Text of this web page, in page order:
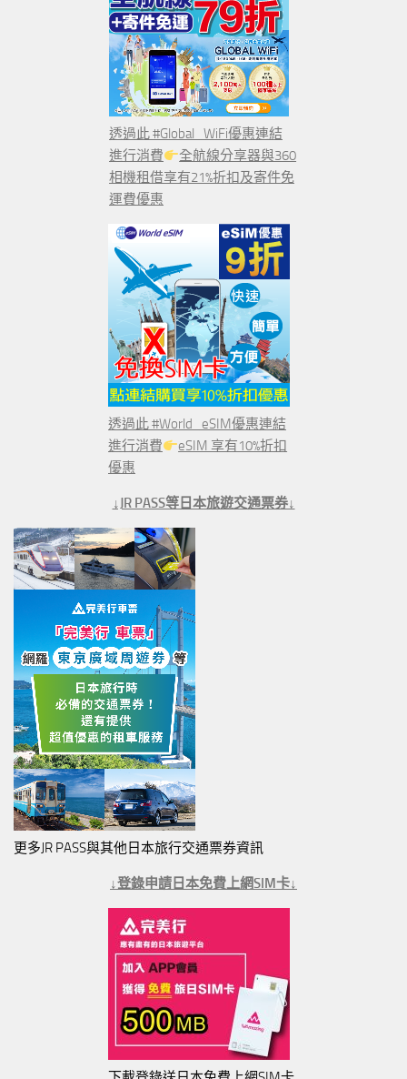
透過此 #Global_WiFi優惠連結
進行消費
全航線分享器與360
相機租借享有21%折扣及寄件免
運費優惠
透過此 #World_eSIM優惠連結
進行消費
eSIM 享有10%折扣
優惠
↓JR PASS等日本旅遊交通票券↓
更多JR PASS與其他日本旅行交通票券資訊
↓登錄申請日本免費上網SIM卡↓